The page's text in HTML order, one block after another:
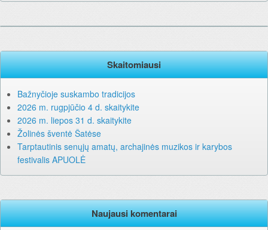
Skaitomiausi
Bažnyčioje suskambo tradicijos
2026 m. rugpjūčio 4 d. skaitykite
2026 m. liepos 31 d. skaitykite
Žolinės šventė Šatėse
Tarptautinis senųjų amatų, archajinės muzikos ir karybos
festivalis APUOLĖ
Naujausi komentarai